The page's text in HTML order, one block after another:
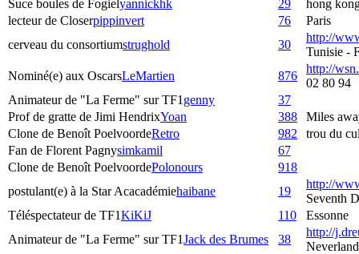
Suce boules de Fogielyannickhk 29
hong
lecteur de Closerpippinvert 76
Paris
cerveau du consortiumstrughold 30
http://
Tunisie -
Nominé(e) aux OscarsLeMartien 876
http://
02 80 94
Animateur de "La Ferme" sur TF1 genny
37
Prof de gratte de Jimi HendrixYoan 388
Miles
Clone de Benoît PoelvoordeRetro 982
trou du
Fan de Florent Pagnysimkamil
67
Clone de Benoît PoelvoordePolonours
918
postulant(e) à la Star Acacadémiehaibane 19
http://
Seventh
Téléspectateur de TF1KiKiJ 110
Essonne
Animateur de "La Ferme" sur TF1Jack des Brumes 38
http://
Neverland